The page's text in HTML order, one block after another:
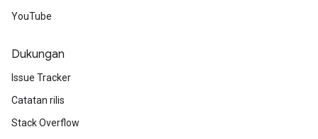
YouTube
Dukungan
Issue Tracker
Catatan rilis
Stack Overflow